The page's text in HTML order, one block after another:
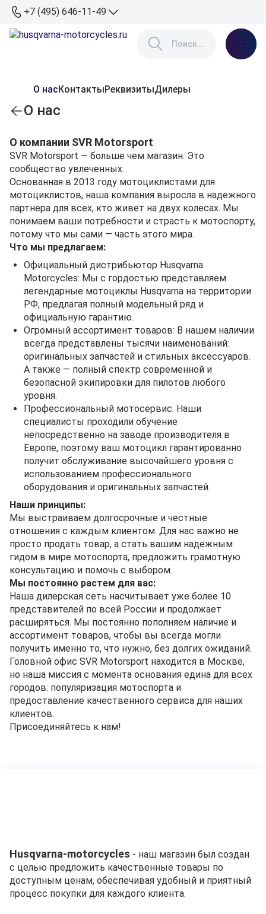
+7 (495) 646-11-49
О насКонтактыРеквизитыДилеры
О нас
О компании SVR Motorsport
SVR Motorsport — больше чем магазин. Это
сообщество увлеченных.
Основанная в 2013 году мотоциклистами для
мотоциклистов, наша компания выросла в надежного
партнера для всех, кто живет на двух колесах. Мы
понимаем ваши потребности и страсть к мотоспорту,
потому что мы сами — часть этого мира.
Что мы предлагаем:
Официальный дистрибьютор Husqvarna
Motorcycles: Мы с гордостью представляем
легендарные мотоциклы Husqvarna на территории
РФ, предлагая полный модельный ряд и
официальную гарантию.
Огромный ассортимент товаров: В нашем наличии
всегда представлены тысячи наименований:
оригинальных запчастей и стильных аксессуаров.
А также — полный спектр современной и
безопасной экипировки для пилотов любого
уровня.
Профессиональный мотосервис: Наши
специалисты проходили обучение
непосредственно на заводе производителя в
Европе, поэтому ваш мотоцикл гарантированно
получит обслуживание высочайшего уровня с
использованием профессионального
оборудования и оригинальных запчастей.
Наши принципы:
Мы выстраиваем долгосрочные и честные
отношения с каждым клиентом. Для нас важно не
просто продать товар, а стать вашим надежным
гидом в мире мотоспорта, предложить грамотную
консультацию и помочь с выбором.
Мы постоянно растем для вас:
Наша дилерская сеть насчитывает уже более 10
представителей по всей России и продолжает
расширяться. Мы постоянно пополняем наличие и
ассортимент товаров, чтобы вы всегда могли
получить именно то, что нужно, без долгих ожиданий.
Головной офис SVR Motorsport находится в Москве,
но наша миссия с момента основания едина для всех
городов: популяризация мотоспорта и
предоставление качественного сервиса для наших
клиентов.
Присоединяйтесь к нам!
Husqvarna-motorcycles - наш магазин был создан
с целью предложить качественные товары по
доступным ценам, обеспечивая удобный и приятный
процесс покупки для каждого клиента.